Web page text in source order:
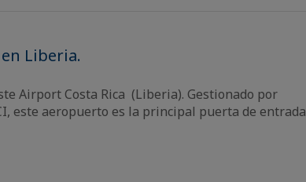
Liberia.
Airport Costa Rica (Liberia). Gestionado por
este aeropuerto es la principal puerta de entrada